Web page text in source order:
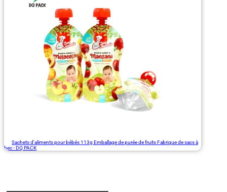
Sachets d'aliments pour bébés 113g Emballage de purée de fruits Fabrique de sacs à
bec - DQ PACK